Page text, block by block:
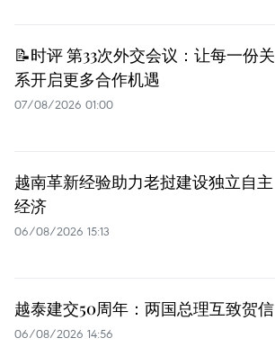
📝时评 第33次外交会议：让每一份关
系开启更多合作机遇
07/08/2026 01:00
越南革新经验助力老挝建设独立自主
经济
06/08/2026 15:13
越泰建交50周年：两国总理互致贺信
06/08/2026 14:56